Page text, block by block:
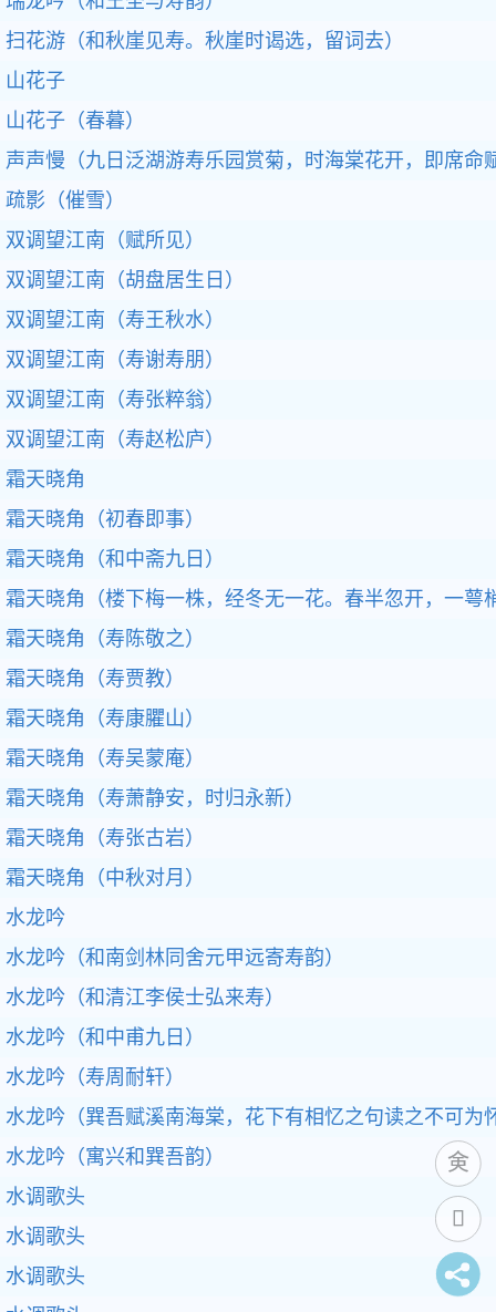
扫花游（和秋崖见寿。秋崖时谒选，留词去）
山花子
山花子（春暮）
声声慢（九日泛湖游寿乐园赏菊，时海棠花开，即席命
疏影（催雪）
双调望江南（赋所见）
双调望江南（胡盘居生日）
双调望江南（寿王秋水）
双调望江南（寿谢寿朋）
双调望江南（寿张粹翁）
双调望江南（寿赵松庐）
霜天晓角
霜天晓角（初春即事）
霜天晓角（和中斋九日）
霜天晓角（楼下梅一株，经冬无一花。春半忽开，一萼
霜天晓角（寿陈敬之）
霜天晓角（寿贾教）
霜天晓角（寿康臞山）
霜天晓角（寿吴蒙庵）
霜天晓角（寿萧静安，时归永新）
霜天晓角（寿张古岩）
霜天晓角（中秋对月）
水龙吟
水龙吟（和南剑林同舍元甲远寄寿韵）
水龙吟（和清江李侯士弘来寿）
水龙吟（和中甫九日）
水龙吟（寿周耐轩）
水龙吟（巽吾赋溪南海棠，花下有相忆之句读之不可为
水龙吟（寓兴和巽吾韵）
水调歌头
水调歌头
水调歌头